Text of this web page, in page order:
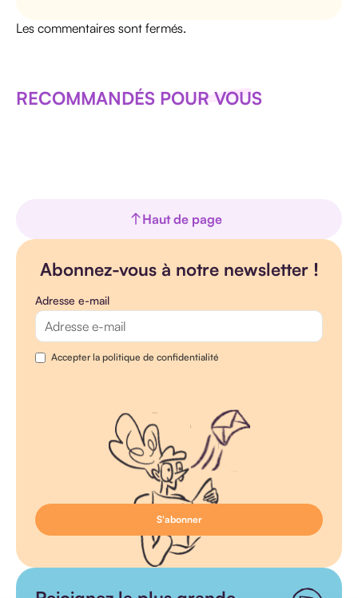
Les commentaires sont fermés.
RECOMMANDÉS POUR VOUS
Haut de page
Abonnez-vous à notre newsletter !
Adresse e-mail
Accepter la politique de confidentialité